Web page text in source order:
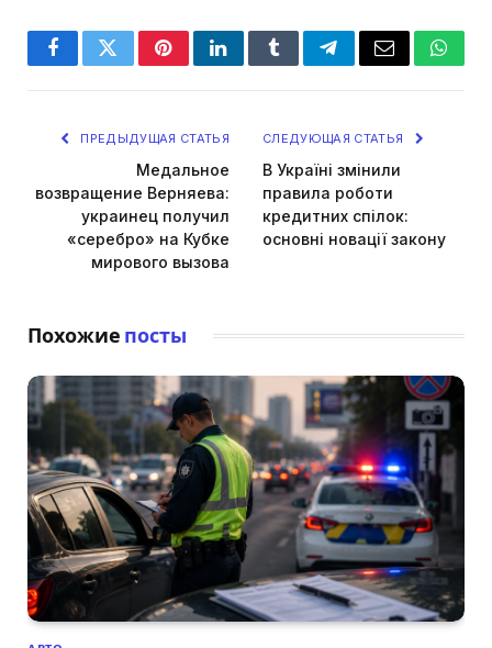
FacebookTwitterPinterestLinkedInTumblrTelegramEmail
ПРЕДЫДУЩАЯ СТАТЬЯ
Медальное
возвращение Верняева:
украинец получил
«серебро» на Кубке
мирового вызова
СЛЕДУЮЩАЯ СТАТЬЯ
В Україні змінили
правила роботи
кредитних спілок:
основні новації закону
Похожие посты